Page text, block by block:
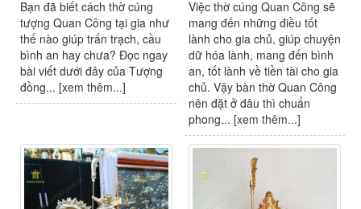
Bạn đã biết cách thờ cúng
tượng Quan Công tại gia như
thế nào giúp trấn trạch, cầu
bình an hay chưa? Đọc ngay
bài viết dưới đây của Tượng
đồng... [xem thêm...]
Việc thờ cúng Quan Công sẽ
mang đến những điều tốt
lành cho gia chủ, giúp chuyện
dữ hóa lành, mang đến bình
an, tốt lành về tiền tài cho gia
chủ. Vậy bàn thờ Quan Công
nên đặt ở đâu thì chuẩn
phong... [xem thêm...]